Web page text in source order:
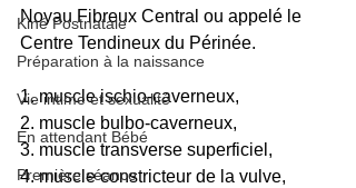
Kiné Postnatale
Préparation à la naissance
Vie intime et sexualité
En attendant Bébé
Première séance
Noyau Fibreux Central ou appelé le
Centre Tendineux du Périnée.
1. muscle ischio-caverneux,
2. muscle bulbo-caverneux,
3. muscle transverse superficiel,
4. muscle constricteur de la vulve,